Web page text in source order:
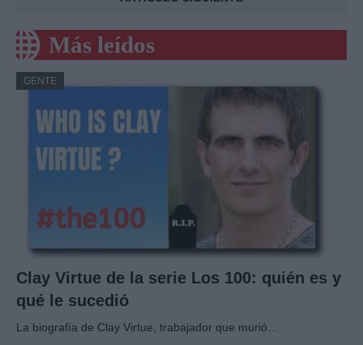
Más leídos
GENTE
Clay Virtue de la serie Los 100: quién es y
qué le sucedió
La biografía de Clay Virtue, trabajador que murió…